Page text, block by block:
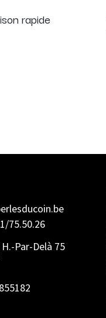
rapide
75.50.26
H.-Par-Delà 75